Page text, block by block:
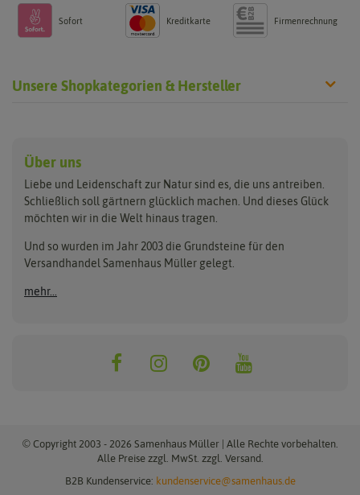
Sofort Kreditkarte Firmenrechnung
Unsere Shopkategorien & Hersteller
Anzuchtschalen
Beleuchtung
Folien, Vliese und Netze
Gartengeräte
Nützlinge & Nisthilfen
Keimsprossen
Saatgut für Werbezwecke
Samen-Sets
Gemüsesamen
Exotische Samen
Rasensamen
Pflanzgut
Benary
Buzzy Seeds
Clever Pots
Dürr-Samen
FLORTUS
Greenline
Grüne Oase
ReNatura Vogelwelt
Über uns
Liebe und Leidenschaft zur Natur sind es, die uns antreiben.
Schließlich soll gärtnern glücklich machen. Und dieses Glück
möchten wir in die Welt hinaus tragen.
Und so wurden im Jahr 2003 die Grundsteine für den
Versandhandel Samenhaus Müller gelegt.
mehr...
© Copyright 2003 - 2026 Samenhaus Müller | Alle Rechte vorbehalten.
Alle Preise zzgl. MwSt. zzgl. Versand.
B2B Kundenservice: kundenservice@samenhaus.de